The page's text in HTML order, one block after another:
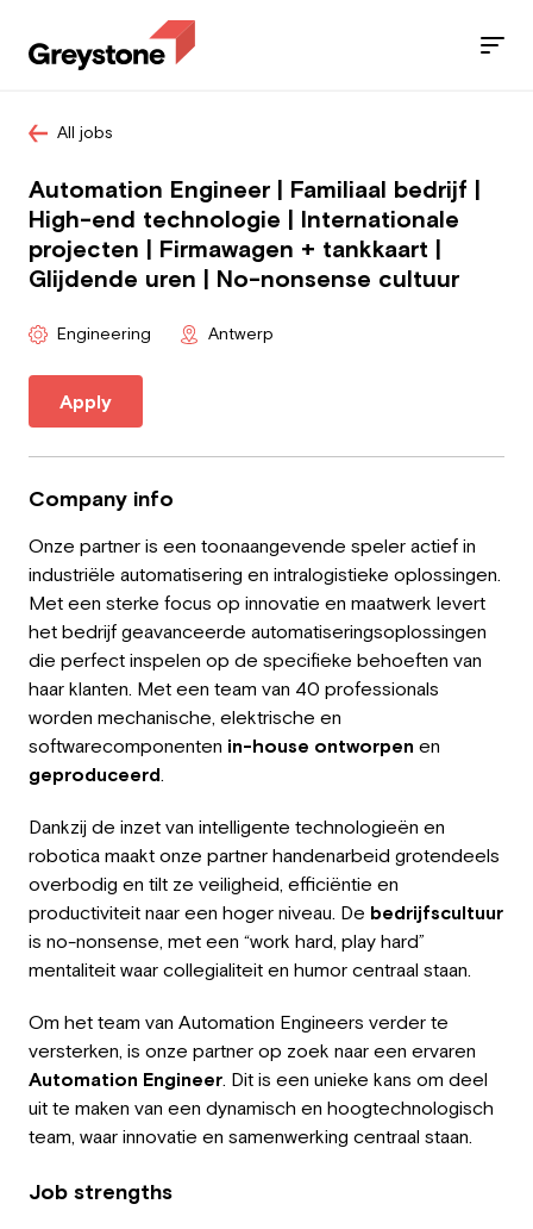
Employee
Employer
Working at Greystone
About us
Team
EN
Jobs
Services
Sectors
Blog
All jobs
Automation Engineer | Familiaal bedrijf |
High-end technologie | Internationale
projecten | Firmawagen + tankkaart |
Glijdende uren | No-nonsense cultuur
Engineering Antwerp
Apply
Company info
Onze partner is een toonaangevende speler actief in
industriële automatisering en intralogistieke oplossingen.
Met een sterke focus op innovatie en maatwerk levert
het bedrijf geavanceerde automatiseringsoplossingen
die perfect inspelen op de specifieke behoeften van
haar klanten. Met een team van 40 professionals
worden mechanische, elektrische en
softwarecomponenten in-house ontworpen en
geproduceerd.
Dankzij de inzet van intelligente technologieën en
robotica maakt onze partner handenarbeid grotendeels
overbodig en tilt ze veiligheid, efficiëntie en
productiviteit naar een hoger niveau. De bedrijfscultuur
is no-nonsense, met een “work hard, play hard”
mentaliteit waar collegialiteit en humor centraal staan.
Om het team van Automation Engineers verder te
versterken, is onze partner op zoek naar een ervaren
Automation Engineer. Dit is een unieke kans om deel
uit te maken van een dynamisch en hoogtechnologisch
team, waar innovatie en samenwerking centraal staan.
Job strengths